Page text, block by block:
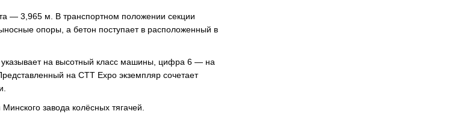
— 3,965 м. В транспортном положении секции
опоры, а бетон поступает в расположенный в
на высотный класс машины, цифра 6 — на
на CTT Expo экземпляр сочетает
завода колёсных тягачей.